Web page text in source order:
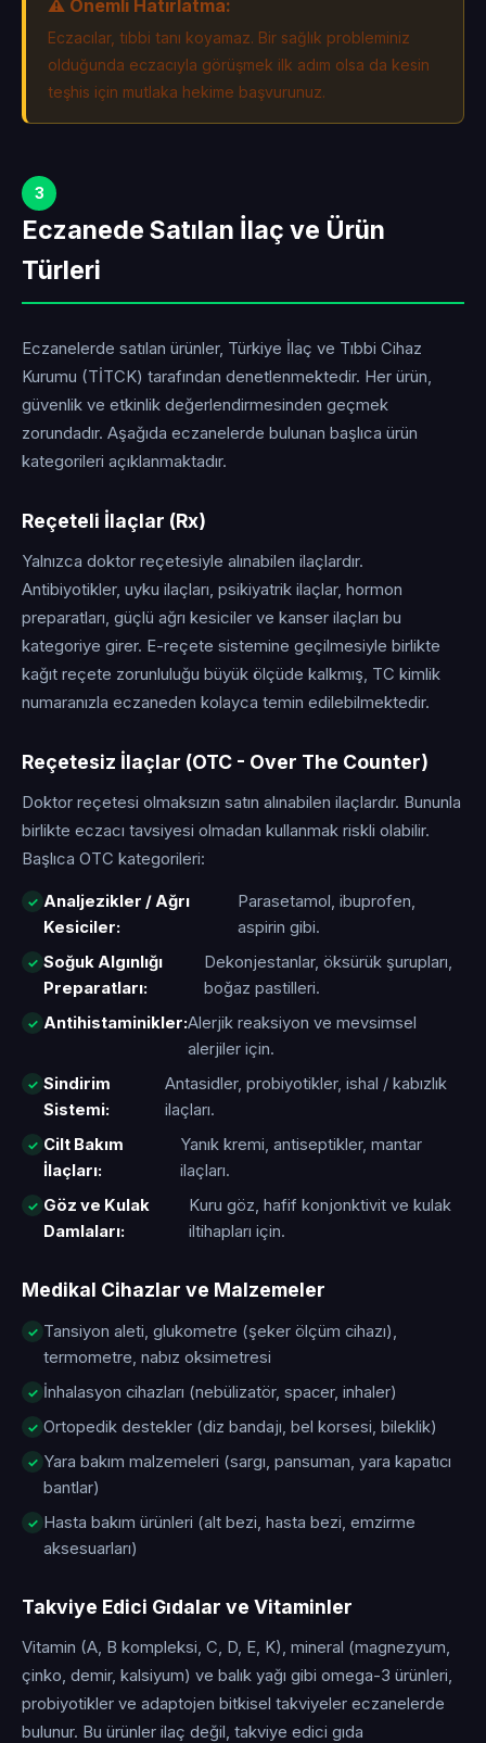
⚠️ Önemli Hatırlatma:
Eczacılar, tıbbi tanı koyamaz. Bir sağlık probleminiz
olduğunda eczacıyla görüşmek ilk adım olsa da kesin
teşhis için mutlaka hekime başvurunuz.
3
Eczanede Satılan İlaç ve Ürün
Türleri
Eczanelerde satılan ürünler, Türkiye İlaç ve Tıbbi Cihaz
Kurumu (TİTCK) tarafından denetlenmektedir. Her ürün,
güvenlik ve etkinlik değerlendirmesinden geçmek
zorundadır. Aşağıda eczanelerde bulunan başlıca ürün
kategorileri açıklanmaktadır.
Reçeteli İlaçlar (Rx)
Yalnızca doktor reçetesiyle alınabilen ilaçlardır.
Antibiyotikler, uyku ilaçları, psikiyatrik ilaçlar, hormon
preparatları, güçlü ağrı kesiciler ve kanser ilaçları bu
kategoriye girer. E-reçete sistemine geçilmesiyle birlikte
kağıt reçete zorunluluğu büyük ölçüde kalkmış, TC kimlik
numaranızla eczaneden kolayca temin edilebilmektedir.
Reçetesiz İlaçlar (OTC - Over The Counter)
Doktor reçetesi olmaksızın satın alınabilen ilaçlardır. Bununla
birlikte eczacı tavsiyesi olmadan kullanmak riskli olabilir.
Başlıca OTC kategorileri:
Analjezikler / Ağrı
Kesiciler:
Parasetamol, ibuprofen,
aspirin gibi.
Soğuk Algınlığı
Preparatları:
Dekonjestanlar, öksürük şurupları,
boğaz pastilleri.
Antihistaminikler:Alerjik reaksiyon ve mevsimsel
alerjiler için.
Sindirim
Sistemi:
Antasidler, probiyotikler, ishal / kabızlık
ilaçları.
Cilt Bakım
İlaçları:
Yanık kremi, antiseptikler, mantar
ilaçları.
Göz ve Kulak
Damlaları:
Kuru göz, hafif konjonktivit ve kulak
iltihapları için.
Medikal Cihazlar ve Malzemeler
Tansiyon aleti, glukometre (şeker ölçüm cihazı),
termometre, nabız oksimetresi
İnhalasyon cihazları (nebülizatör, spacer, inhaler)
Ortopedik destekler (diz bandajı, bel korsesi, bileklik)
Yara bakım malzemeleri (sargı, pansuman, yara kapatıcı
bantlar)
Hasta bakım ürünleri (alt bezi, hasta bezi, emzirme
aksesuarları)
Takviye Edici Gıdalar ve Vitaminler
Vitamin (A, B kompleksi, C, D, E, K), mineral (magnezyum,
çinko, demir, kalsiyum) ve balık yağı gibi omega-3 ürünleri,
probiyotikler ve adaptojen bitkisel takviyeler eczanelerde
bulunur. Bu ürünler ilaç değil, takviye edici gıda